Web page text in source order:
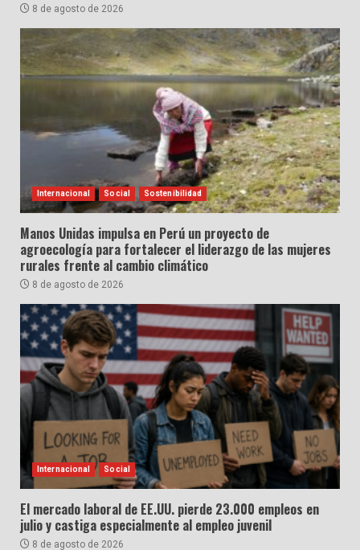
8 de agosto de 2026
Internacional Social Sostenibilidad
Manos Unidas impulsa en Perú un proyecto de
agroecología para fortalecer el liderazgo de las mujeres
rurales frente al cambio climático
8 de agosto de 2026
Internacional Social
El mercado laboral de EE.UU. pierde 23.000 empleos en
julio y castiga especialmente al empleo juvenil
8 de agosto de 2026